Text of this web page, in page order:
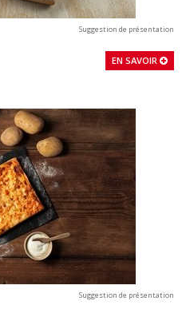
Suggestion de présentation
EN SAVOIR
Suggestion de présentation